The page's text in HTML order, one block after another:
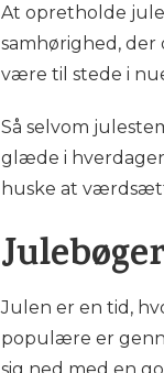
At opretholde
samhørighed,
være til stede i
Så selvom
glæde i
huske at
Julen er en tid,
populære er